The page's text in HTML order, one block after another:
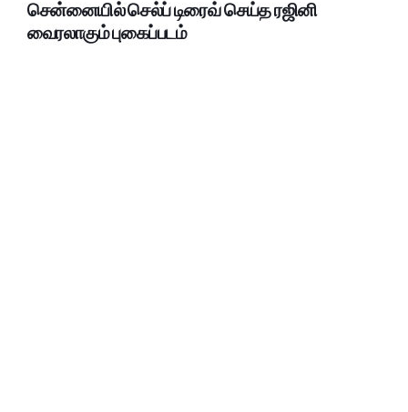
சென்னையில் செல்ப் டிரைவ் செய்த ரஜினி
வைரலாகும் புகைப்படம்